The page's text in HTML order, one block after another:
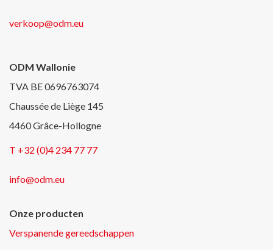
verkoop@odm.eu
ODM Wallonie
TVA BE 0696763074
Chaussée de Liège 145
4460 Grâce-Hollogne
T +32 (0)4 234 77 77
info@odm.eu
Onze producten
Verspanende gereedschappen